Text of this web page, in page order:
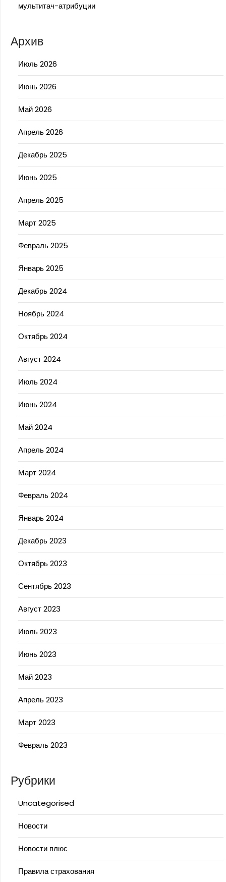
мультитач-атрибуции
Архив
Июль 2026
Июнь 2026
Май 2026
Апрель 2026
Декабрь 2025
Июнь 2025
Апрель 2025
Март 2025
Февраль 2025
Январь 2025
Декабрь 2024
Ноябрь 2024
Октябрь 2024
Август 2024
Июль 2024
Июнь 2024
Май 2024
Апрель 2024
Март 2024
Февраль 2024
Январь 2024
Декабрь 2023
Октябрь 2023
Сентябрь 2023
Август 2023
Июль 2023
Июнь 2023
Май 2023
Апрель 2023
Март 2023
Февраль 2023
Рубрики
Uncategorised
Новости
Новости плюс
Правила страхования